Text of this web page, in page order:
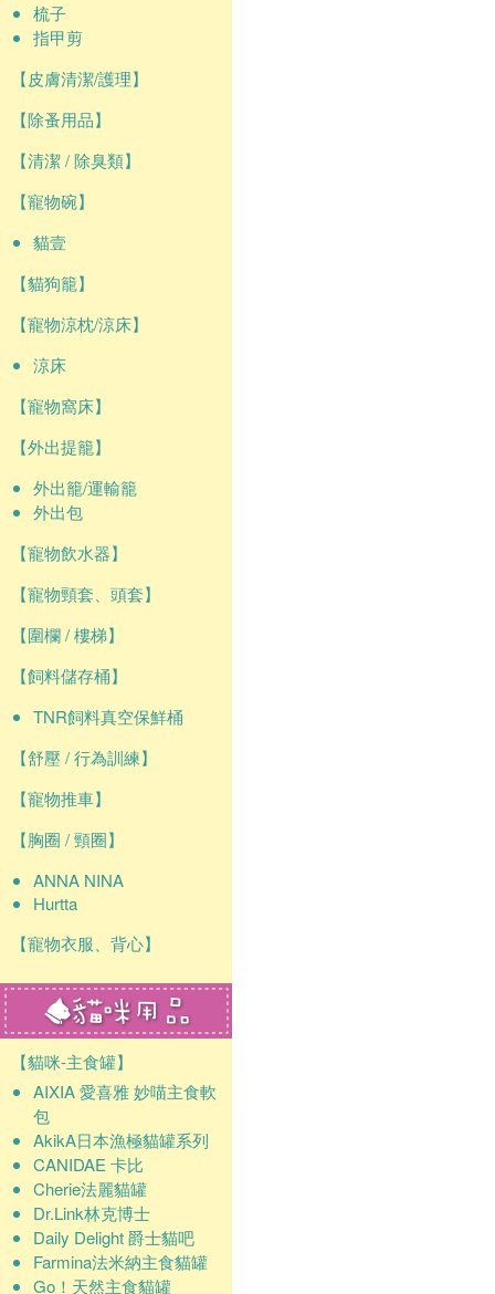
梳子
指甲剪
【皮膚清潔/護理】
【除蚤用品】
【清潔 / 除臭類】
【寵物碗】
貓壹
【貓狗籠】
【寵物涼枕/涼床】
涼床
【寵物窩床】
【外出提籠】
外出籠/運輸籠
外出包
【寵物飲水器】
【寵物頸套、頭套】
【圍欄 / 樓梯】
【飼料儲存桶】
TNR飼料真空保鮮桶
【舒壓 / 行為訓練】
【寵物推車】
【胸圈 / 頸圈】
ANNA NINA
Hurtta
【寵物衣服、背心】
【貓咪-主食罐】
AIXIA 愛喜雅 妙喵主食軟
包
AkikA日本漁極貓罐系列
CANIDAE 卡比
Cherie法麗貓罐
Dr.Link林克博士
Daily Delight 爵士貓吧
Farmina法米納主食貓罐
Go！天然主食貓罐